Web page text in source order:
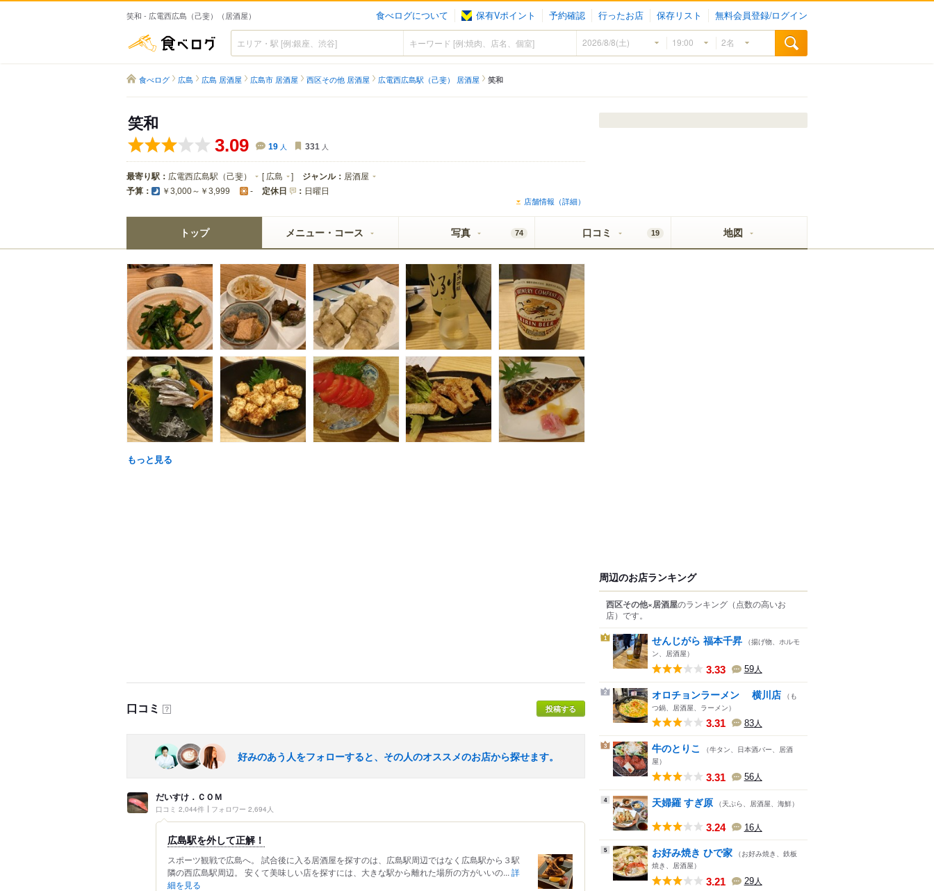
笑和 - 広電西広島（己斐）（居酒屋） 食べログについて 保有Vポイント 予約確認 行ったお店 保存リスト 無料会員登録/ログイン
食べログ
食べログ 広島 広島 居酒屋 広島市 居酒屋 西区その他 居酒屋 広電西広島駅（己斐） 居酒屋 笑和
笑和
3.09 19 人 331 人
最寄り駅： 広電西広島駅（己斐） [ 広島 ] ジャンル： 居酒屋
予算： ￥3,000～￥3,999 - 定休日 ： 日曜日
店舗情報（詳細）
トップ メニュー・コース 写真 74 口コミ 19 地図
もっと見る
口コミ ？ 投稿する
好みのあう人をフォローすると、その人のオススメのお店から探せます。
だいすけ．ＣＯＭ
口コミ 2,044件 フォロワー 2,694人
広島駅を外して正解！
スポーツ観戦で広島へ。 試合後に入る居酒屋を探すのは、広島駅周辺ではなく広島駅から３駅
隣の西広島駅周辺。 安くて美味しい店を探すには、大きな駅から離れた場所の方がいいの... 詳
細を見る
周辺のお店ランキング
西区その他×居酒屋のランキング （点数の高いお
店） です。
1 せんじがら 福本千昇 （揚げ物、ホルモ
ン、居酒屋）
3.33 59人
2 オロチョンラーメン 横川店 （も
つ鍋、居酒屋、ラーメン）
3.31 83人
3 牛のとりこ
（牛タン、日本酒バー、居酒
屋）
3.31 56人
4 天婦羅 すぎ原 （天ぷら、居酒屋、海鮮）
3.24 16人
5 お好み焼き ひで家 （お好み焼き、鉄板
焼き、居酒屋）
3.21 29人